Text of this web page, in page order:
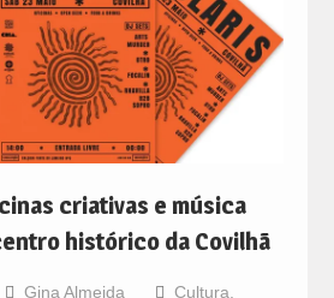
criativas e música
histórico da Covilhã
Gina Almeida Cultura